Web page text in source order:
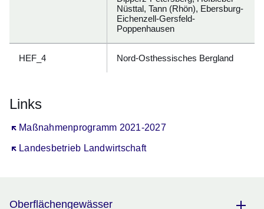
Nüsttal, Tann (Rhön), Ebersburg-
Eichenzell-Gersfeld-
Poppenhausen
HEF_4 Nord-Osthessisches Bergland
Links
Maßnahmenprogramm 2021-2027
Öffnet sich in einem neuen Fenster
Landesbetrieb Landwirtschaft
Öffnet sich in einem neuen Fenster
Oberflächengewässer